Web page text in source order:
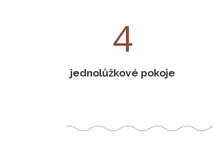
4
jednolůžkové pokoje